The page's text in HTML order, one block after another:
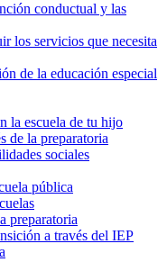
conductual y las
los servicios que necesita
de la educación especial
la escuela de tu hijo
de la preparatoria
sociales
pública
preparatoria
a través del IEP